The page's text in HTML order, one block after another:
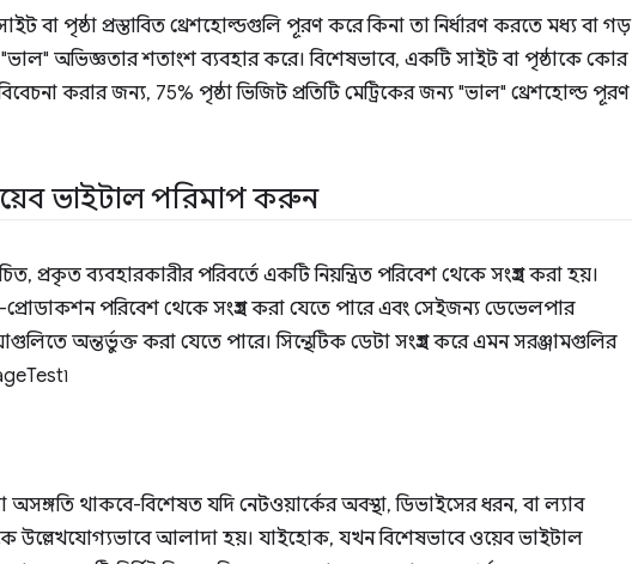
বা পৃষ্ঠা প্রস্তাবিত থ্রেশহোল্ডগুলি পূরণ করে কিনা তা নির্ধারণ করতে মধ্য বা গড়
"ভাল" অভিজ্ঞতার শতাংশ ব্যবহার করে। বিশেষভাবে, একটি সাইট বা পৃষ্ঠাকে কোর
করার জন্য, 75% পৃষ্ঠা ভিজিট প্রতিটি মেট্রিকের জন্য "ভাল" থ্রেশহোল্ড পূরণ
ভাইটাল পরিমাপ করুন
প্রকৃত ব্যবহারকারীর পরিবর্তে একটি নিয়ন্ত্রিত পরিবেশ থেকে সংগ্রহ করা হয়।
প্রোডাকশন পরিবেশ থেকে সংগ্রহ করা যেতে পারে এবং সেইজন্য ডেভেলপার
অন্তর্ভুক্ত করা যেতে পারে। সিন্থেটিক ডেটা সংগ্রহ করে এমন সরঞ্জামগুলির
অসঙ্গতি থাকবে-বিশেষত যদি নেটওয়ার্কের অবস্থা, ডিভাইসের ধরন, বা ল্যাব
উল্লেখযোগ্যভাবে আলাদা হয়। যাইহোক, যখন বিশেষভাবে ওয়েব ভাইটাল